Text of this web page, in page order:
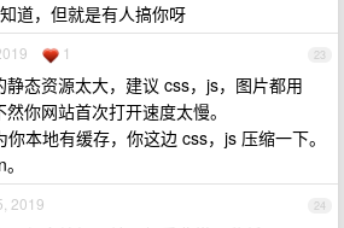
道，但就是有人搞你呀
23
1
静态资源太大，建议 css，js，图片都用
你网站首次打开速度太慢。
本地有缓存，你这边 css，js 压缩一下。
24
2019